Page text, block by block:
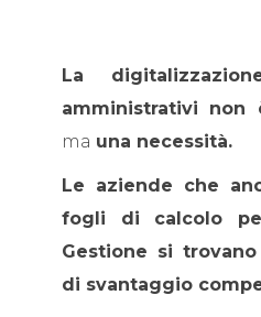
La
amministrativi non
ma una necessità.
Le aziende che
fogli di calcolo
Gestione si
di svantaggio